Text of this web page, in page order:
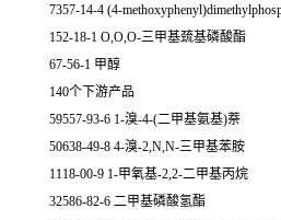
7357-14-4 (4-
152-18-1 O,O,O-三甲基巯基磷酸酯
67-56-1 甲醇
140个下游产品
59557-93-6 1-溴-4-(二甲基氨基)萘
50638-49-8 4-溴-2,N,N-三甲基苯胺
1118-00-9 1-甲氧基-2,2-二甲基丙烷
32586-82-6 二甲基磷酸氢酯